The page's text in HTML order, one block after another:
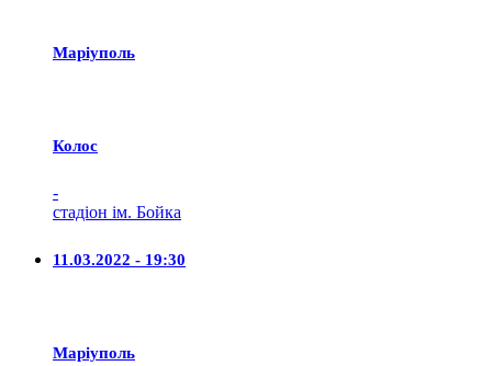
Маріуполь
Колос
-
стадіон ім. Бойка
11.03.2022 - 19:30
Маріуполь